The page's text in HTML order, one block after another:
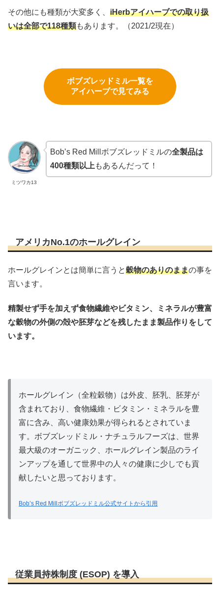
その他にも種類が大変多く、 iHerbアイハーブでの取り扱
いは全部で118種類もあります。（2021/2現在）
ボブズレッドミル一覧を
アイハーブで見てみる
ミツワカ13
Bob’s Red Millボブズレッドミルの全製品は
400種類以上 もあるんだって！
アメリカNo.1のホールグレイン
ホールグレインとは簡単に言うと穀物のありのままの事を
言います。
精製せず手を加えず食物繊維やビタミン、ミネラルが豊富
な穀物の外側の殻や胚芽などを残したまま製品作りをして
います。
ホールグレイン（全粒穀物）は外皮、胚乳、胚芽が
含まれており、食物繊維・ビタミン・ミネラルを豊
富に含み、高い健康効果が得られるとされていま
す。ボブズレッドミル・ナチュラルフーズは、世界
最大級のオーガニック、ホールグレイン製品のライ
ンアップを通して世界中の人々の健康に少しでも貢
献したいと思っております。
Bob’s Red Millボブズレッドミル公式サイトから引用
従業員持株制度 (ESOP) を導入